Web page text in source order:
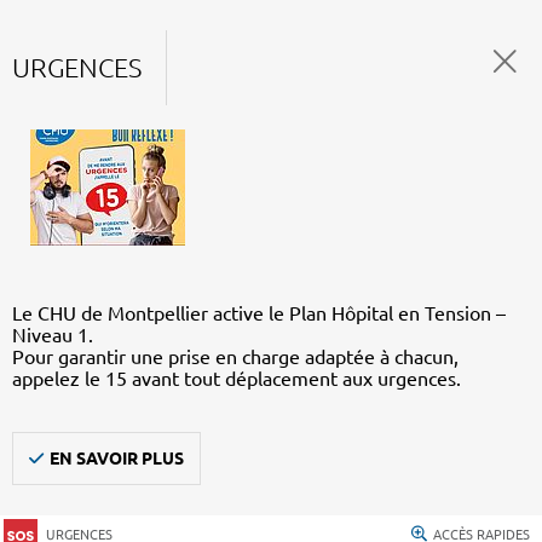
URGENCES
Le CHU de Montpellier active le Plan Hôpital en Tension –
Niveau 1.
Pour garantir une prise en charge adaptée à chacun,
appelez le 15 avant tout déplacement aux urgences.
EN SAVOIR PLUS
URGENCES ACCÈS RAPIDES